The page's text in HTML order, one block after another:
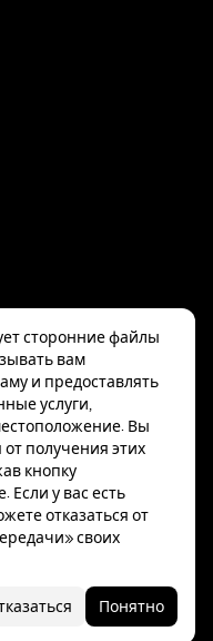
сторонние файлы
вам
и предоставлять
услуги,
Вы
от получения этих
кнопку
Если у вас есть
отказаться от
своих
Понятно